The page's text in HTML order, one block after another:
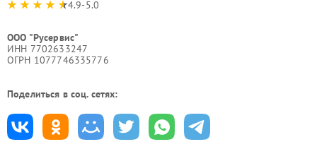
4.9-5.0
ООО "Русервис"
ИНН 7702633247
ОГРН 1077746335776
Поделиться в соц. сетях: